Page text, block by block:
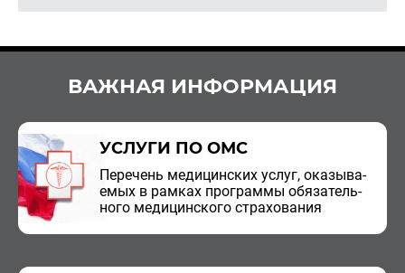
ВАЖНАЯ ИНФОРМАЦИЯ
УСЛУГИ ПО ОМС
Пе­ре­чень ме­ди­цин­ских услуг, ока­зы­ва­
е­мых в рам­ках про­грам­мы обя­за­тель­
но­го ме­ди­цин­ско­го стра­хо­ва­ния